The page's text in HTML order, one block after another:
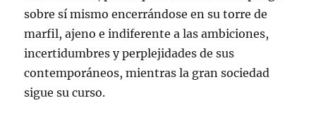
sobre sí mismo encerrándose en su torre de
marfil, ajeno e indiferente a las ambiciones,
incertidumbres y perplejidades de sus
contemporáneos, mientras la gran sociedad
sigue su curso.